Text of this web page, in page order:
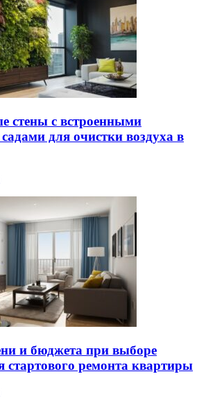
стены с встроенными
для очистки воздуха в
и бюджета при выборе
стартового ремонта квартиры